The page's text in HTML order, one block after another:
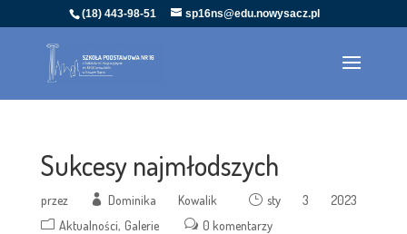
(18) 443-98-51 sp16ns@edu.nowysacz.pl
Sukcesy najmłodszych
przez Dominika Kowalik
sty 3 2023
Aktualności Galerie 0 komentarzy